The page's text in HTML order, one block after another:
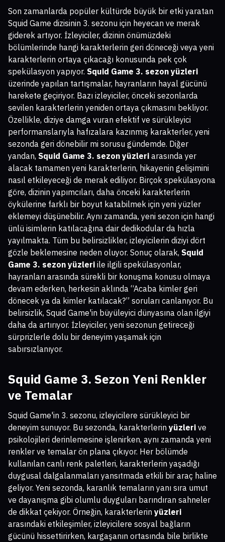
Son zamanlarda popüler kültürde büyük bir etki yaratan
Squid Game dizisinin 3. sezonu için heyecan ve merak
giderek artıyor. İzleyiciler, dizinin önümüzdeki
bölümlerinde hangi karakterlerin geri döneceği veya yeni
karakterlerin ortaya çıkacağı konusunda pek çok
spekülasyon yapıyor. Squid Game 3. sezon yüzleri
üzerinde yapılan tartışmalar, hayranların hayal gücünü
harekete geçiriyor. Bazı izleyiciler, önceki sezonlarda
sevilen karakterlerin yeniden ortaya çıkmasını bekliyor.
Özellikle, diziye damga vuran efektif ve sürükleyici
performanslarıyla hafızalara kazınmış karakterler, yeni
sezonda geri dönebilir mi sorusu gündemde. Diğer
yandan, Squid Game 3. sezon yüzleri arasında yer
alacak tamamen yeni karakterlerin, hikayenin gelişimini
nasıl etkileyeceği de merak ediliyor. Birçok spekülasyona
göre, dizinin yapımcıları, daha önceki karakterlerin
öykülerine farklı bir boyut katabilmek için yeni yüzler
eklemeyi düşünebilir. Aynı zamanda, yeni sezon için hangi
ünlü isimlerin katılacağına dair dedikodular da hızla
yayılmakta. Tüm bu belirsizlikler, izleyicilerin diziyi dört
gözle beklemesine neden oluyor. Sonuç olarak, Squid
Game 3. sezon yüzleri ile ilgili spekülasyonlar,
hayranları arasında sürekli bir konuşma konusu olmaya
devam ederken, herkesin aklında “Acaba kimler geri
dönecek ya da kimler katılacak?” soruları canlanıyor. Bu
belirsizlik, Squid Game'in büyüleyici dünyasına olan ilgiyi
daha da artırıyor. İzleyiciler, yeni sezonun getireceği
sürprizlerle dolu bir deneyim yaşamak için
sabırsızlanıyor.
Squid Game 3. Sezon Yeni Renkler
ve Temalar
Squid Game'in 3. sezonu, izleyicilere sürükleyici bir
deneyim sunuyor. Bu sezonda, karakterlerin yüzleri ve
psikolojileri derinlemesine işlenirken, aynı zamanda yeni
renkler ve temalar ön plana çıkıyor. Her bölümde
kullanılan canlı renk paletleri, karakterlerin yaşadığı
duygusal dalgalanmaları yansıtmada etkili bir araç haline
geliyor. Yeni sezonda, karanlık temaların yanı sıra umut
ve dayanışma gibi olumlu duyguları barındıran sahneler
de dikkat çekiyor. Örneğin, karakterlerin yüzleri
arasındaki etkileşimler, izleyicilere sosyal bağların
gücünü hissettirirken, kargaşanın ortasında bile birlikte